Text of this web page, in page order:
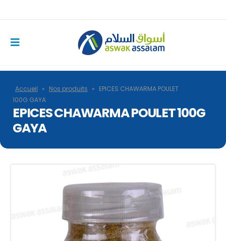
Accueil » Nos produits » EPICES CHAWARMA POULET
100G GAYA
EPICES CHAWARMA POULET 100G
GAYA